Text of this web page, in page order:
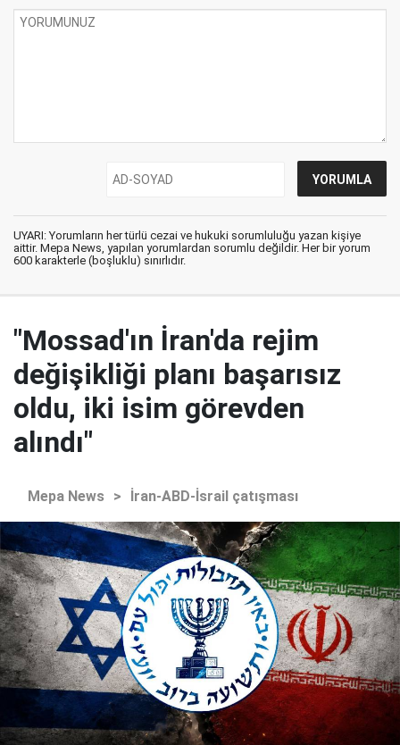
UYARI: Yorumların her türlü cezai ve hukuki sorumluluğu yazan kişiye
aittir. Mepa News, yapılan yorumlardan sorumlu değildir. Her bir yorum
600 karakterle (boşluklu) sınırlıdır.
"Mossad'ın İran'da rejim
değişikliği planı başarısız
oldu, iki isim görevden
alındı"
Mepa News > İran-ABD-İsrail çatışması